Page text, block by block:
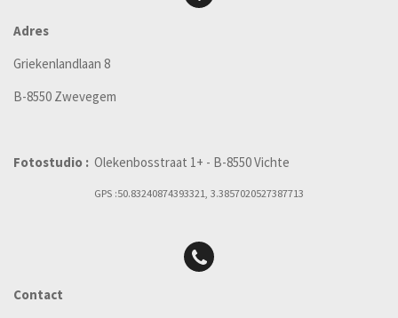
Adres
Griekenlandlaan 8
B-8550 Zwevegem
Fotostudio : Olekenbosstraat 1+ - B-8550 Vichte
GPS :50.83240874393321, 3.3857020527387713
Contact